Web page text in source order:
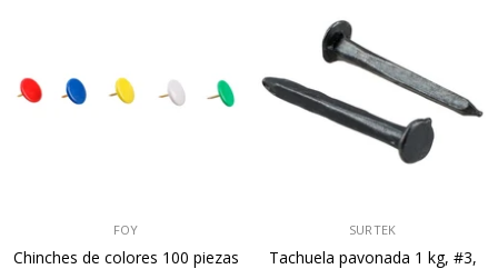
FOY
Chinches de colores 100 piezas
SURTEK
Tachuela pavonada 1 kg, #3,